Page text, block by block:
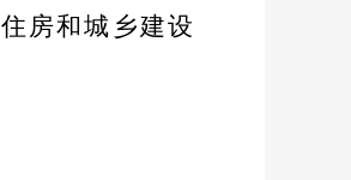
住房和城乡建设